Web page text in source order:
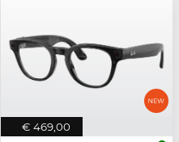
€ 469,00